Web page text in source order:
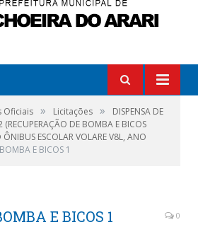
Oficiais » Licitações »
DISPENSA DE
DE BOMBA E BICOS
ÔNIBUS ESCOLAR VOLARE V8L, ANO
E BICOS 1
E BICOS 1 0